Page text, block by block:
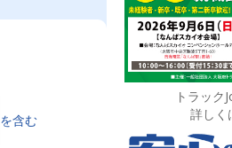
を含む
トラック
詳しく